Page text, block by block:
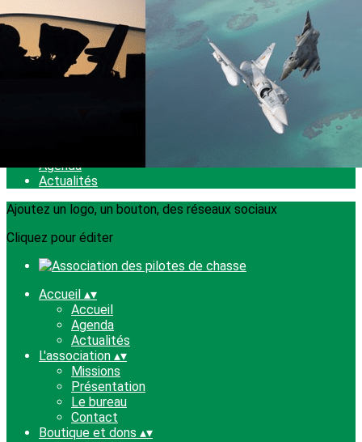
Exporter les lignes sélectionnées
Exporter toutes les colonnes
Exporter uniquement les colonnes affichées
Agenda
Actualités
Ajoutez un logo, un bouton, des réseaux sociaux
Cliquez pour éditer
Accueil ▴▾
Accueil
Agenda
Actualités
L'association ▴▾
Missions
Présentation
Le bureau
Contact
Boutique et dons ▴▾